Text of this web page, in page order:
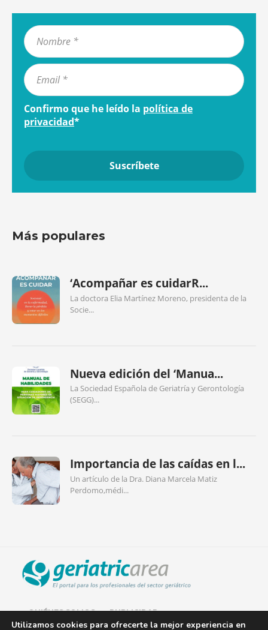
Confirmo que he leído la política de
privacidad*
Más populares
‘Acompañar es cuidarR...
La doctora Elia Martínez Moreno, presidenta de la
Socie...
Nueva edición del ‘Manua...
La Sociedad Española de Geriatría y Gerontología
(SEGG)...
Importancia de las caídas en l...
Un artículo de la Dra. Diana Marcela Matiz
Perdomo,médi...
QUIÉNES SOMOS PUBLICIDAD
Utilizamos cookies para ofrecerte la mejor experiencia en